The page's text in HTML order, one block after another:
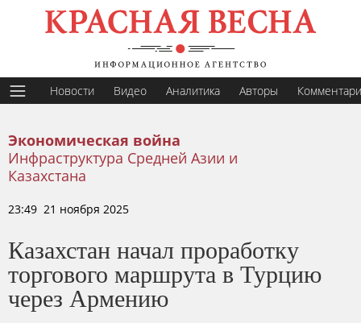
Новости Видео Аналитика Авторы
Экономическая война
Инфраструктура Средней Азии и
Казахстана
23:49 21 ноября 2025
Казахстан начал проработку
торгового маршрута в Турцию
через Армению